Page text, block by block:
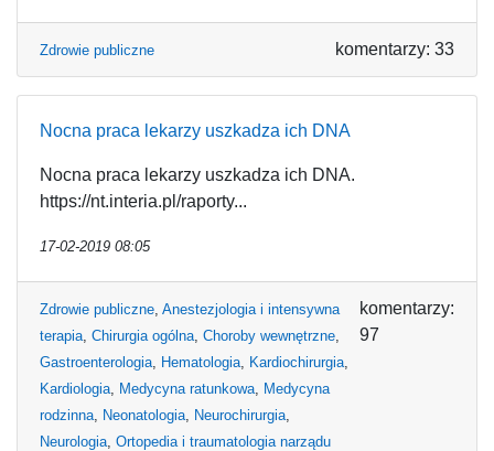
Zdrowie publiczne komentarzy: 33
Nocna praca lekarzy uszkadza ich DNA
Nocna praca lekarzy uszkadza ich DNA.
https://nt.interia.pl/raporty...
17-02-2019 08:05
Zdrowie publiczne, Anestezjologia i intensywna
terapia, Chirurgia ogólna, Choroby wewnętrzne,
Gastroenterologia, Hematologia, Kardiochirurgia,
Kardiologia, Medycyna ratunkowa, Medycyna
rodzinna, Neonatologia, Neurochirurgia,
Neurologia, Ortopedia i traumatologia narządu
komentarzy:
97